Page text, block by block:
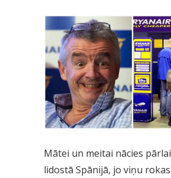
Mātei un meitai nācies
lidostā Spānijā, jo viņu